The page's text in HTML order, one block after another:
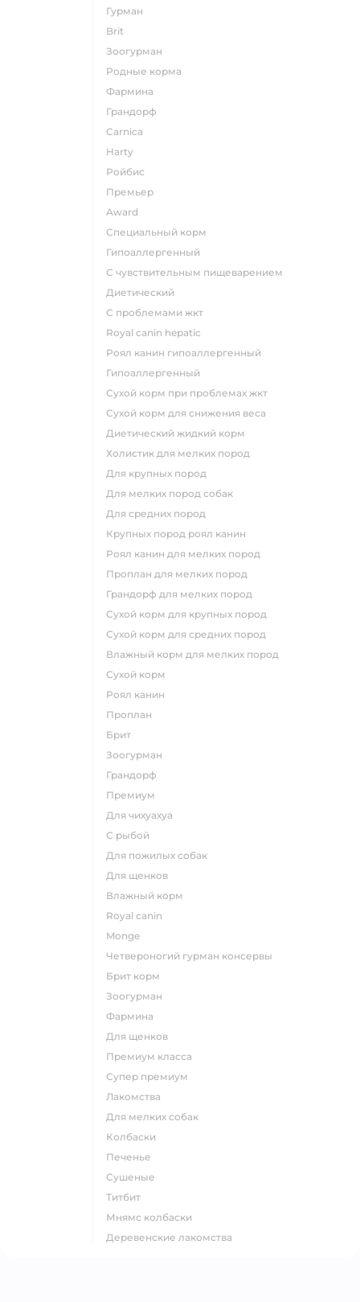
гурман
brit
зоогурман
родные корма
фармина
грандорф
carnica
harty
ройбис
премьер
award
специальный корм
гипоаллергенный
с чувствительным пищеварением
диетический
с проблемами жкт
royal canin hepatic
роял канин гипоаллергенный
гипоаллергенный
сухой корм при проблемах жкт
сухой корм для снижения веса
диетический жидкий корм
холистик для мелких пород
для крупных пород
для мелких пород собак
для средних пород
крупных пород роял канин
роял канин для мелких пород
проплан для мелких пород
грандорф для мелких пород
сухой корм для крупных пород
сухой корм для средних пород
влажный корм для мелких пород
сухой корм
роял канин
проплан
брит
зоогурман
грандорф
премиум
для чихуахуа
с рыбой
для пожилых собак
для щенков
влажный корм
royal canin
monge
четвероногий гурман консервы
брит корм
зоогурман
фармина
для щенков
премиум класса
супер премиум
лакомства
для мелких собак
колбаски
печенье
сушеные
титбит
мнямс колбаски
деревенские лакомства